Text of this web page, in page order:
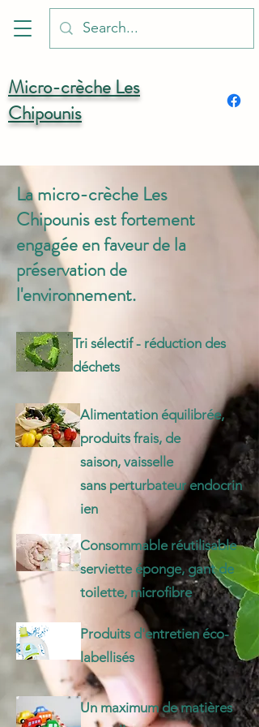
Micro-crèche Les
Chipounis
La micro-crèche Les
Chipounis est fortement
engagée en faveur de la
préservation de
l'environnement.
Tri sélectif - réduction des
déchets
Alimentation équilibrée,
produits frais, de
saison, vaisselle
sansperturbateurendocrin
ien
Consommable réutilisable
serviette éponge, gant de
toilette, microfibre
Produits d'entretien éco-
labellisés
Un maximum de matières